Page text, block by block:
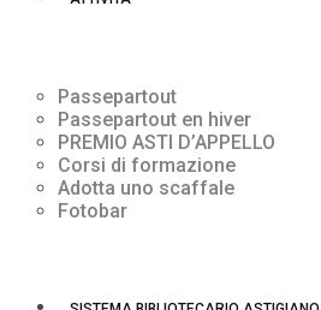
Passepartout
Passepartout en hiver
PREMIO ASTI D’APPELLO
Corsi di formazione
Adotta uno scaffale
Fotobar